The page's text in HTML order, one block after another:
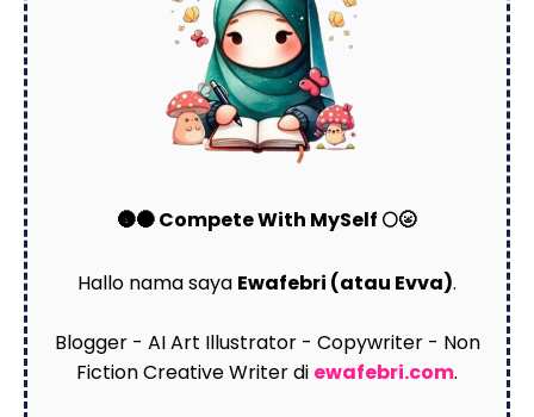
🌚🌑 Compete With MySelf 🌕🌝
Hallo nama saya Ewafebri (atau Evva).
Blogger - AI Art Illustrator - Copywriter - Non
Fiction Creative Writer di ewafebri.com.